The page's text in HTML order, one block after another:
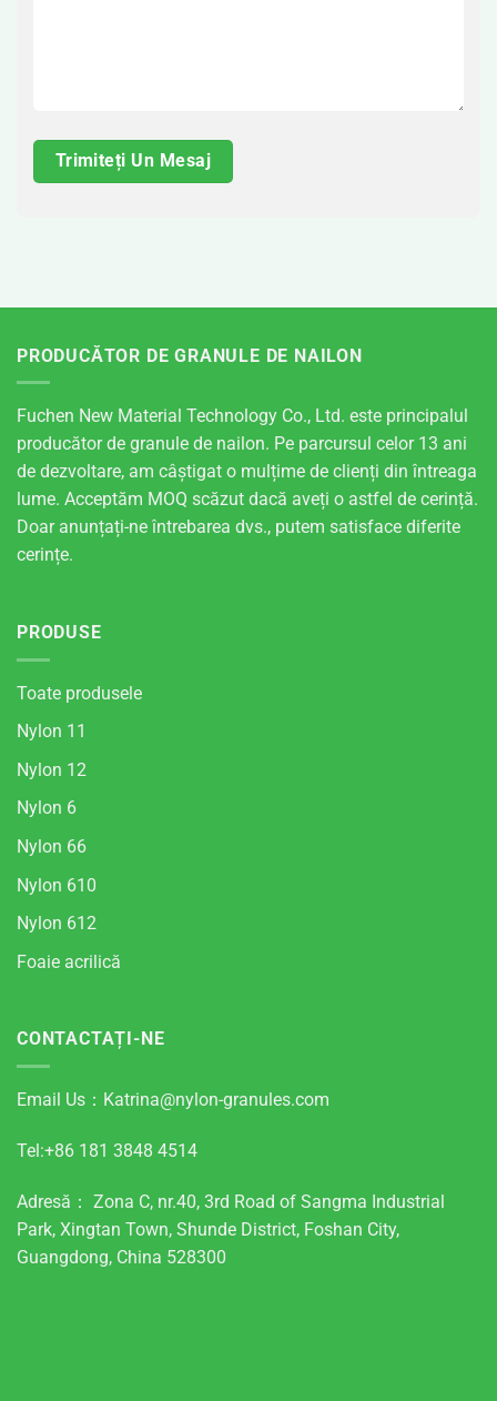
PRODUCĂTOR DE GRANULE DE NAILON
Fuchen New Material Technology Co., Ltd. este principalul
producător de granule de nailon. Pe parcursul celor 13 ani
de dezvoltare, am câștigat o mulțime de clienți din întreaga
lume. Acceptăm MOQ scăzut dacă aveți o astfel de cerință.
Doar anunțați-ne întrebarea dvs., putem satisface diferite
cerințe.
PRODUSE
Toate produsele
Nylon 11
Nylon 12
Nylon 6
Nylon 66
Nylon 610
Nylon 612
Foaie acrilică
CONTACTAȚI-NE
Email Us： Katrina@nylon-granules.com
Tel:+86 181 3848 4514
Adresă： Zona C, nr.40, 3rd Road of Sangma Industrial
Park, Xingtan Town, Shunde District, Foshan City,
Guangdong, China 528300